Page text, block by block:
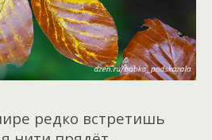
редко встретишь